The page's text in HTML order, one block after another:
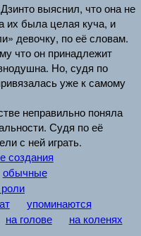
выяснил, что она не
их была целая куча, и
девочку, по её словам.
что он принадлежит
Но, судя по
уже к самому
неправильно поняла
Судя по её
с ней играть.
создания
обычные
упоминаются
на голове
на коленях